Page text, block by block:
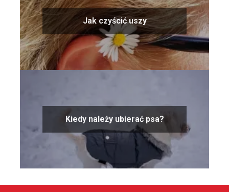
Jak czyścić uszy
Kiedy należy ubierać psa?